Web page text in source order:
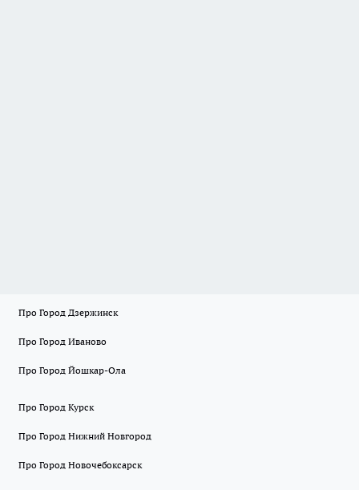
Про Город Дзержинск
Про Город Иваново
Про Город Йошкар-Ола
Про Город Курск
Про Город Нижний Новгород
Про Город Новочебоксарск